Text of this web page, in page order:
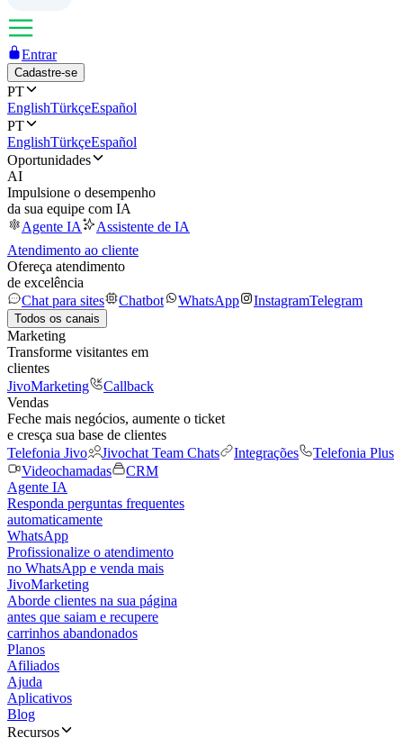
Entrar
Cadastre-se
PT
EnglishTürkçeEspañol
PT
EnglishTürkçeEspañol
Oportunidades
AI
Impulsione o desempenho
da sua equipe com IA
Agente IA
Assistente de IA
Atendimento ao cliente
Ofereça atendimento
de excelência
Chat para sites
Chatbot WhatsApp InstagramTelegram
Todos os canais
Marketing
Transforme visitantes em
clientes
JivoMarketing
Callback
Vendas
Feche mais negócios, aumente o ticket
e cresça sua base de clientes
Telefonia Jivo
Jivochat Team Chats Integrações
Telefonia Plus
Videochamadas
CRM
Agente IA
Responda perguntas frequentes
automaticamente
WhatsApp
Profissionalize o atendimento
no WhatsApp e venda mais
JivoMarketing
Aborde clientes na sua página
antes que saiam e recupere
carrinhos abandonados
Planos
Afiliados
Ajuda
Aplicativos
Blog
Recursos